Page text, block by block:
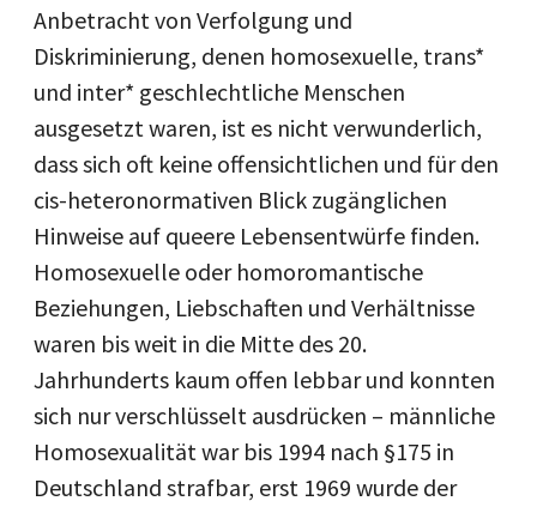
Anbetracht von Verfolgung und
Diskriminierung, denen homosexuelle, trans*
und inter* geschlechtliche Menschen
ausgesetzt waren, ist es nicht verwunderlich,
dass sich oft keine offensichtlichen und für den
cis-heteronormativen Blick zugänglichen
Hinweise auf queere Lebensentwürfe finden.
Homosexuelle oder homoromantische
Beziehungen, Liebschaften und Verhältnisse
waren bis weit in die Mitte des 20.
Jahrhunderts kaum offen lebbar und konnten
sich nur verschlüsselt ausdrücken – männliche
Homosexualität war bis 1994 nach §175 in
Deutschland strafbar, erst 1969 wurde der